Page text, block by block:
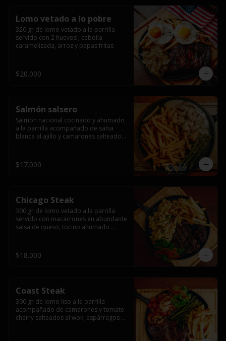
Lomo vetado a lo pobre
320 gr de lomo vetado a la parrilla
servido con 2 huevos , cebolla
caramelizada, arroz y papas fritas
$20.000
Salmón salsero
Salmon nacional cocinado y ahumado
a la parrilla acompañado de salsa
blanca al ajillo y camarones salteados,
$17.000
Chicago Steak
300 gr de lomo vetado a la parrilla
servido con macarrones en abundante
salsa de queso, tocino ahumado
$18.000
Coast Steak
300 gr de lomo liso a la parrilla
acompañado de camarones y tomate
cherry salteados al wok, espárragos